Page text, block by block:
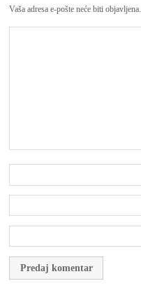
Vaša adresa e-pošte neće biti objavljena.